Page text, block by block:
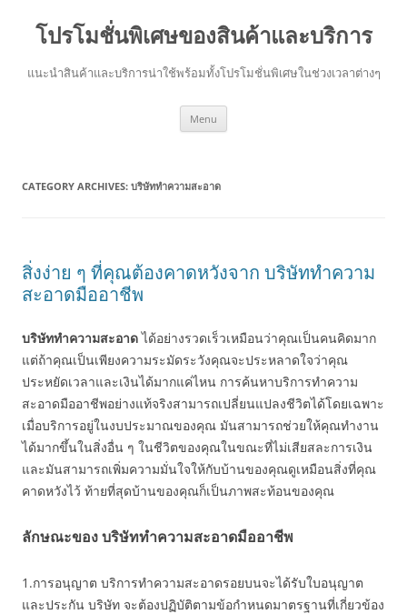
โปรโมชั่นพิเศษของสินค้าและบริการ
แนะนำสินค้าและบริการน่าใช้พร้อมทั้งโปรโมชั่นพิเศษในช่วงเวลาต่างๆ
Menu
CATEGORY ARCHIVES: บริษัททำความสะอาด
สิ่งง่าย ๆ ที่คุณต้องคาดหวังจาก บริษัททำความ
สะอาดมืออาชีพ
บริษัททำความสะอาดได้อย่างรวดเร็วเหมือนว่าคุณเป็นคนคิดมาก
แต่ถ้าคุณเป็นเพียงความระมัดระวังคุณจะประหลาดใจว่าคุณ
ประหยัดเวลาและเงินได้มากแค่ไหน การค้นหาบริการทำความ
สะอาดมืออาชีพอย่างแท้จริงสามารถเปลี่ยนแปลงชีวิตได้โดยเฉพาะ
เมื่อบริการอยู่ในงบประมาณของคุณ มันสามารถช่วยให้คุณทำงาน
ได้มากขึ้นในสิ่งอื่น ๆ ในชีวิตของคุณในขณะที่ไม่เสียสละการเงิน
และมันสามารถเพิ่มความมั่นใจให้กับบ้านของคุณดูเหมือนสิ่งที่คุณ
คาดหวังไว้ ท้ายที่สุดบ้านของคุณก็เป็นภาพสะท้อนของคุณ
ลักษณะของ บริษัททำความสะอาดมืออาชีพ
1.การอนุญาต บริการทำความสะอาดรอยบนจะได้รับใบอนุญาต
และประกัน บริษัท จะต้องปฏิบัติตามข้อกำหนดมาตรฐานที่เกี่ยวข้อง